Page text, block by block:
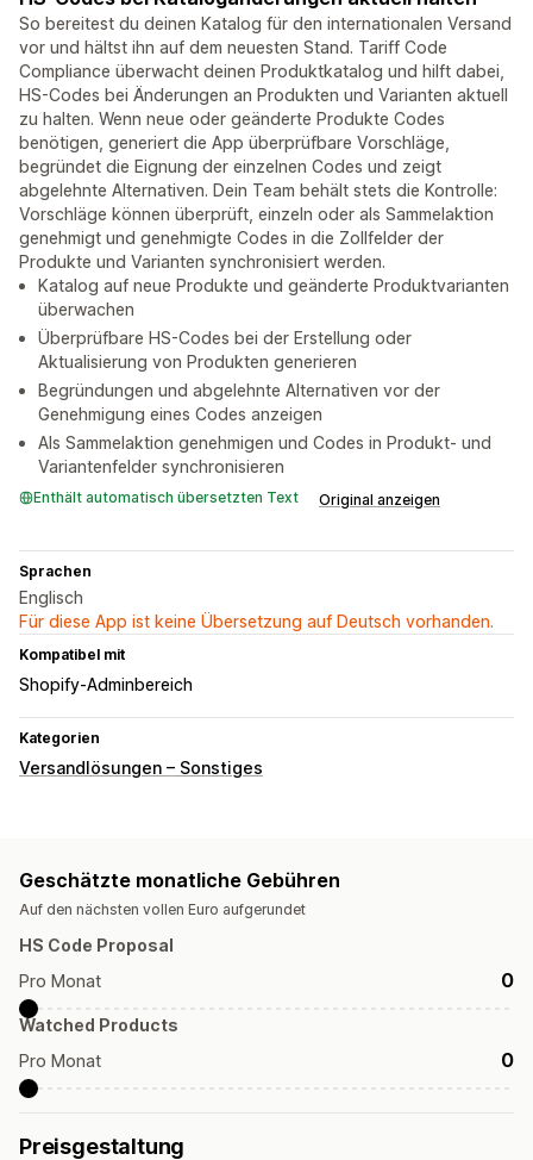
So bereitest du deinen Katalog für den internationalen Versand
vor und hältst ihn auf dem neuesten Stand. Tariff Code
Compliance überwacht deinen Produktkatalog und hilft dabei,
HS-Codes bei Änderungen an Produkten und Varianten aktuell
zu halten. Wenn neue oder geänderte Produkte Codes
benötigen, generiert die App überprüfbare Vorschläge,
begründet die Eignung der einzelnen Codes und zeigt
abgelehnte Alternativen. Dein Team behält stets die Kontrolle:
Vorschläge können überprüft, einzeln oder als Sammelaktion
genehmigt und genehmigte Codes in die Zollfelder der
Produkte und Varianten synchronisiert werden.
Katalog auf neue Produkte und geänderte Produktvarianten
überwachen
Überprüfbare HS-Codes bei der Erstellung oder
Aktualisierung von Produkten generieren
Begründungen und abgelehnte Alternativen vor der
Genehmigung eines Codes anzeigen
Als Sammelaktion genehmigen und Codes in Produkt- und
Variantenfelder synchronisieren
Enthält automatisch übersetzten Text Original anzeigen
Sprachen
Englisch
Für diese App ist keine Übersetzung auf Deutsch vorhanden.
Kompatibel mit
Shopify-Adminbereich
Kategorien
Versandlösungen – Sonstiges
Geschätzte monatliche Gebühren
Auf den nächsten vollen Euro aufgerundet
HS Code Proposal
Pro Monat
0
Watched Products
Pro Monat
0
Preisgestaltung